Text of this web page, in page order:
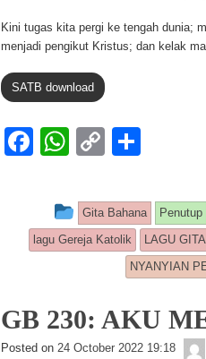
Kini tugas kita pergi ke tengah dunia;
menjadi pengikut Kristus; dan kelak
SATB download
F
e
b
o
k
W
at
s
A
p
C
p
y
Li
k
ar
e
This entry
Gita Bahana Penutup
lagu Gereja Katolik
LAGU
NYANYIAN
GB 230: AKU
Posted on 24 October 2022 19:18